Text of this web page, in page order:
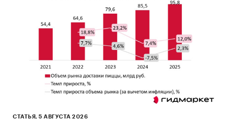
СТАТЬЯ, 5 АВГУСТА 2026